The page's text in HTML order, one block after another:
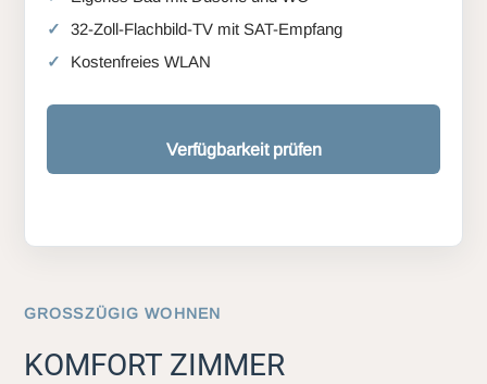
32-Zoll-Flachbild-TV mit SAT-Empfang
Kostenfreies WLAN
Verfügbarkeit prüfen
GROSSZÜGIG WOHNEN
KOMFORT ZIMMER